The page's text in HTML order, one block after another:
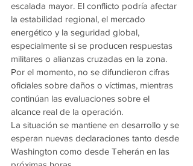
escalada mayor. El conflicto podría afectar
la estabilidad regional, el mercado
energético y la seguridad global,
especialmente si se producen respuestas
militares o alianzas cruzadas en la zona.
Por el momento, no se difundieron cifras
oficiales sobre daños o víctimas, mientras
continúan las evaluaciones sobre el
alcance real de la operación.
La situación se mantiene en desarrollo y se
esperan nuevas declaraciones tanto desde
Washington como desde Teherán en las